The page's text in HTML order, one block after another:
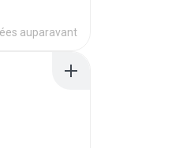
auparavant